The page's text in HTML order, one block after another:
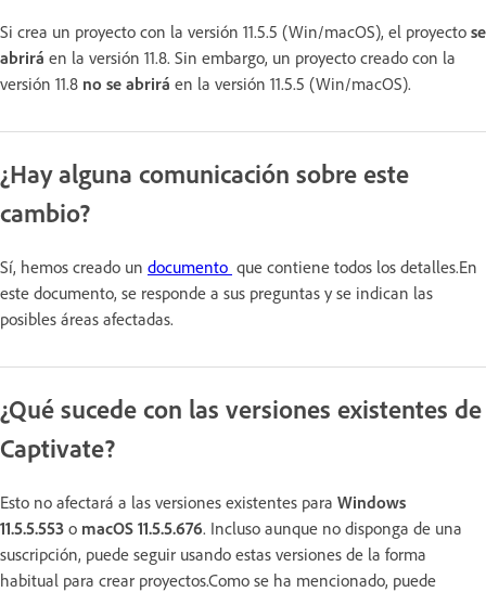
Si crea un proyecto con la versión 11.5.5 (Win/macOS), el proyecto se
abrirá en la versión 11.8. Sin embargo, un proyecto creado con la
versión 11.8 no se abrirá en la versión 11.5.5 (Win/macOS).
¿Hay alguna comunicación sobre este
cambio?
Sí, hemos creado un documento que contiene todos los detalles.En
este documento, se responde a sus preguntas y se indican las
posibles áreas afectadas.
¿Qué sucede con las versiones existentes de
Captivate?
Esto no afectará a las versiones existentes para Windows
11.5.5.553 o macOS 11.5.5.676. Incluso aunque no disponga de una
suscripción, puede seguir usando estas versiones de la forma
habitual para crear proyectos.Como se ha mencionado, puede